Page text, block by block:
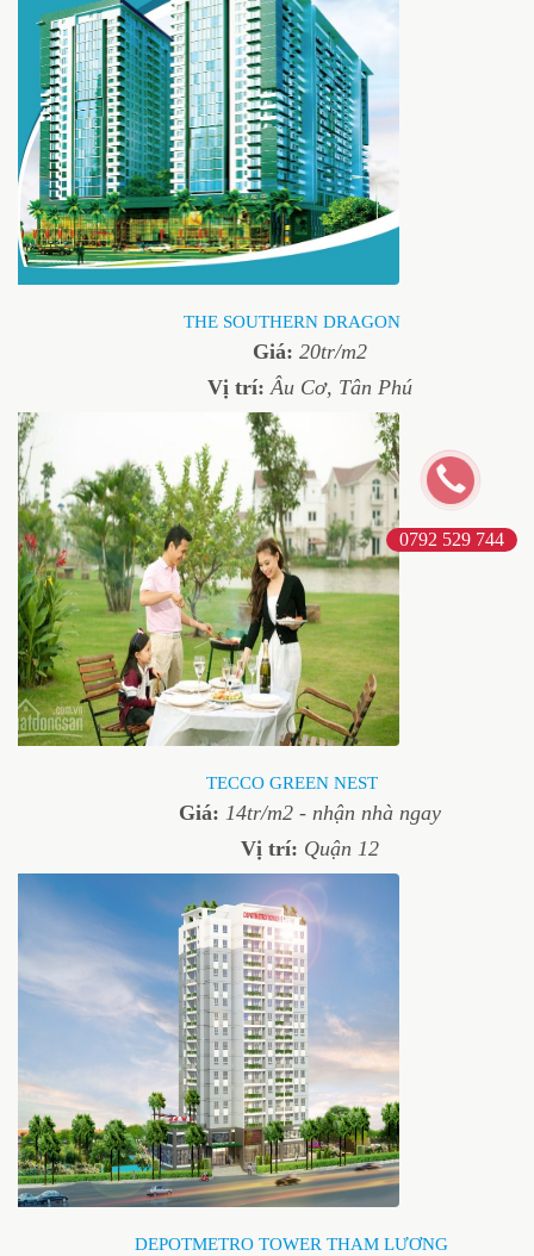
THE SOUTHERN DRAGON
Giá: 20tr/m2
Vị trí: Âu Cơ, Tân Phú
TECCO GREEN NEST
Giá: 14tr/m2 - nhận nhà ngay
Vị trí: Quận 12
DEPOTMETRO TOWER THAM LƯƠNG
0792 529 744